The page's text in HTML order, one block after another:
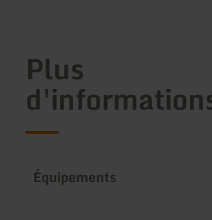
Plus
Équipements